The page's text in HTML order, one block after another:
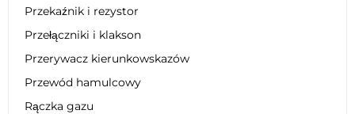
Przekaźnik i rezystor
Przełączniki i klakson
Przerywacz kierunkowskazów
Przewód hamulcowy
Rączka gazu